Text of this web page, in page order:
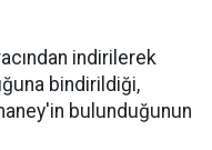
indirilerek
bindirildiği,
bulunduğunun